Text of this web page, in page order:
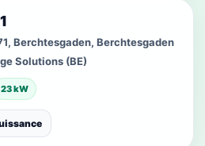
Berchtesgaden, Berchtesgaden
Solutions (BE)
23 kW